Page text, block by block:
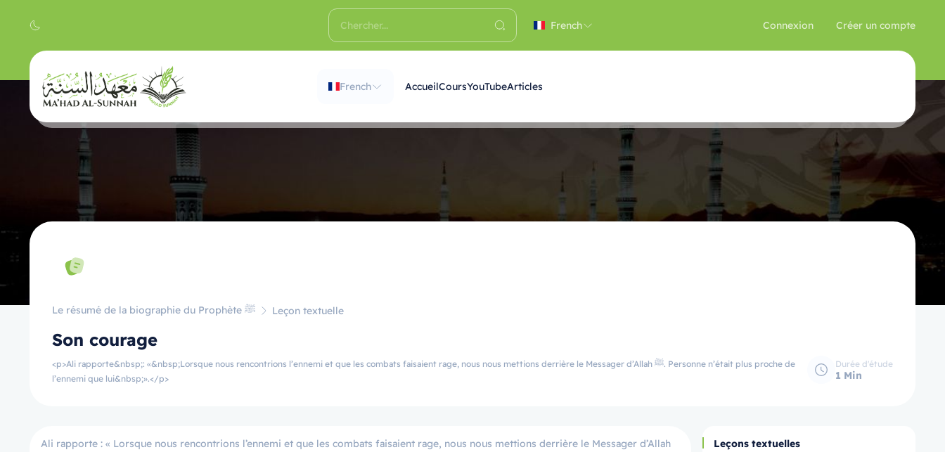
French Connexion Créer un compte
French AccueilCoursYouTubeArticles
Le résumé de la biographie du Prophète ﷺ Leçon textuelle
Son courage
<p>Ali rapporte&nbsp;: «&nbsp;Lorsque nous rencontrions l’ennemi et que les combats faisaient rage, nous nous mettions derrière le Messager d’Allah ﷺ. Personne n’était plus proche de
l’ennemi que lui&nbsp;».</p>
Durée d'étude
1 Min
Ali rapporte : « Lorsque nous rencontrions l’ennemi et que les combats faisaient rage, nous nous mettions derrière le Messager d’Allah
Leçons textuelles